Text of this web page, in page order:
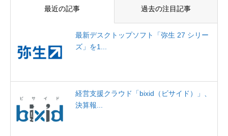
最近の記事 過去の注目記事
最新デスクトップソフト「弥生 27 シリー
ズ」を1...
経営支援クラウド「bixid（ビサイド）」、
決算報...